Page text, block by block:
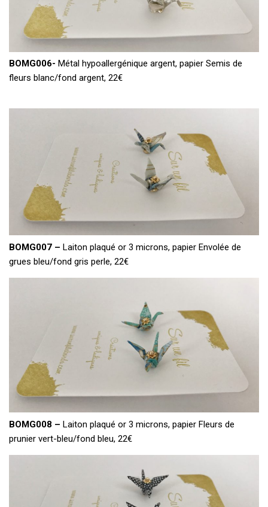
BOMG006- Métal hypoallergénique argent, papier Semis de
fleurs blanc/fond argent, 22€
BOMG007 – Laiton plaqué or 3 microns, papier Envolée de
grues bleu/fond gris perle, 22€
BOMG008 – Laiton plaqué or 3 microns, papier Fleurs de
prunier vert-bleu/fond bleu, 22€